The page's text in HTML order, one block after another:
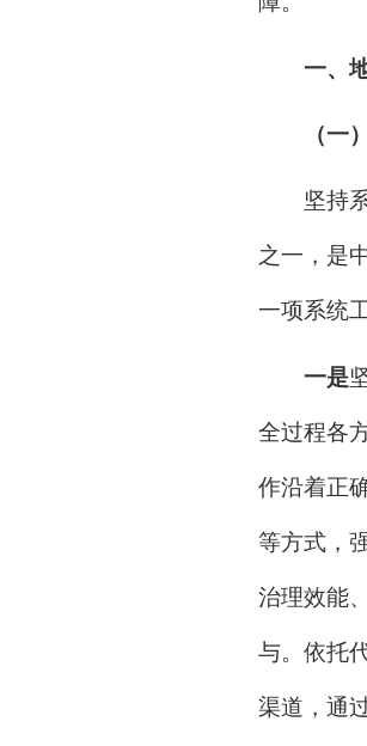
一、
（一
坚持
之一，是
一项系统
一是
全过程各
作沿着正
等方式，
治理效能
与。依托
渠道，通